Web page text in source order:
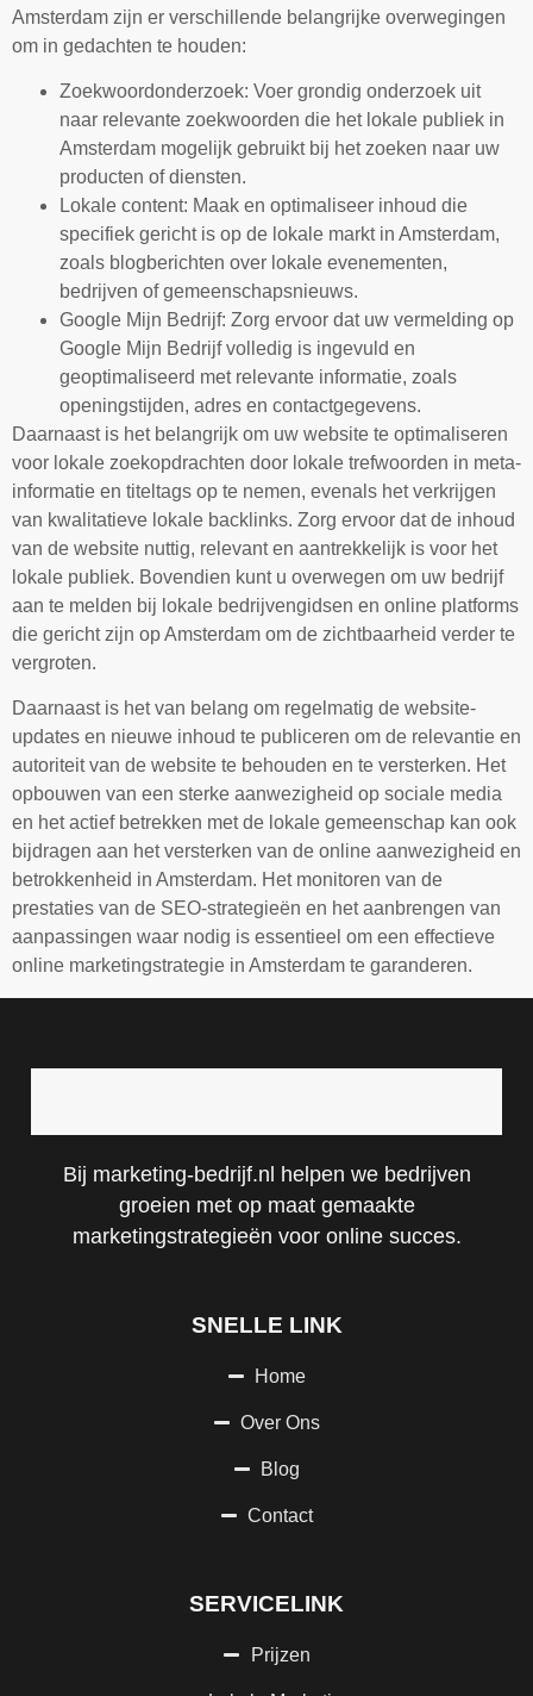
Amsterdam zijn er verschillende belangrijke overwegingen
om in gedachten te houden:
Zoekwoordonderzoek: Voer grondig onderzoek uit
naar relevante zoekwoorden die het lokale publiek in
Amsterdam mogelijk gebruikt bij het zoeken naar uw
producten of diensten.
Lokale content: Maak en optimaliseer inhoud die
specifiek gericht is op de lokale markt in Amsterdam,
zoals blogberichten over lokale evenementen,
bedrijven of gemeenschapsnieuws.
Google Mijn Bedrijf: Zorg ervoor dat uw vermelding op
Google Mijn Bedrijf volledig is ingevuld en
geoptimaliseerd met relevante informatie, zoals
openingstijden, adres en contactgegevens.
Daarnaast is het belangrijk om uw website te optimaliseren
voor lokale zoekopdrachten door lokale trefwoorden in meta-
informatie en titeltags op te nemen, evenals het verkrijgen
van kwalitatieve lokale backlinks. Zorg ervoor dat de inhoud
van de website nuttig, relevant en aantrekkelijk is voor het
lokale publiek. Bovendien kunt u overwegen om uw bedrijf
aan te melden bij lokale bedrijvengidsen en online platforms
die gericht zijn op Amsterdam om de zichtbaarheid verder te
vergroten.
Daarnaast is het van belang om regelmatig de website-
updates en nieuwe inhoud te publiceren om de relevantie en
autoriteit van de website te behouden en te versterken. Het
opbouwen van een sterke aanwezigheid op sociale media
en het actief betrekken met de lokale gemeenschap kan ook
bijdragen aan het versterken van de online aanwezigheid en
betrokkenheid in Amsterdam. Het monitoren van de
prestaties van de SEO-strategieën en het aanbrengen van
aanpassingen waar nodig is essentieel om een effectieve
online marketingstrategie in Amsterdam te garanderen.
Bij marketing-bedrijf.nl helpen we bedrijven
groeien met op maat gemaakte
marketingstrategieën voor online succes.
SNELLE LINK
Home
Over Ons
Blog
Contact
SERVICELINK
Prijzen